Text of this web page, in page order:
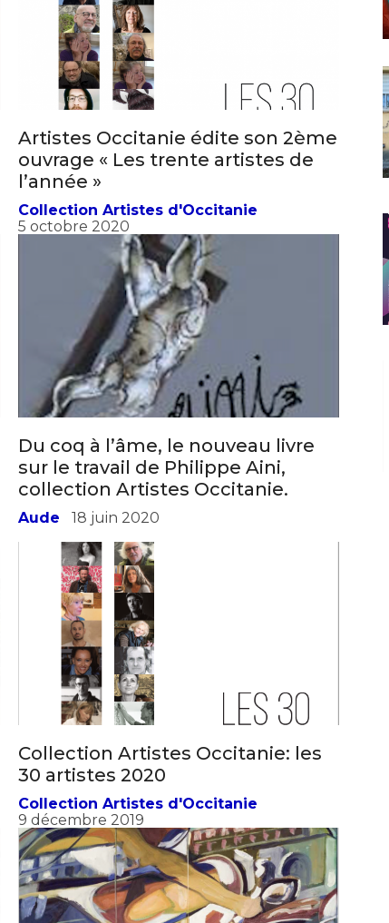
Artistes Occitanie édite son 2ème
ouvrage « Les trente artistes de
l’année »
Collection Artistes d'Occitanie
5 octobre 2020
Du coq à l’âme, le nouveau livre
sur le travail de Philippe Aini,
collection Artistes Occitanie.
Aude 18 juin 2020
Collection Artistes Occitanie: les
30 artistes 2020
Collection Artistes d'Occitanie
9 décembre 2019